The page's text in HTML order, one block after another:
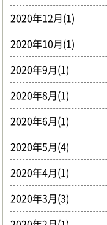
2020年12月(1)
2020年10月(1)
2020年9月(1)
2020年8月(1)
2020年6月(1)
2020年5月(4)
2020年4月(1)
2020年3月(3)